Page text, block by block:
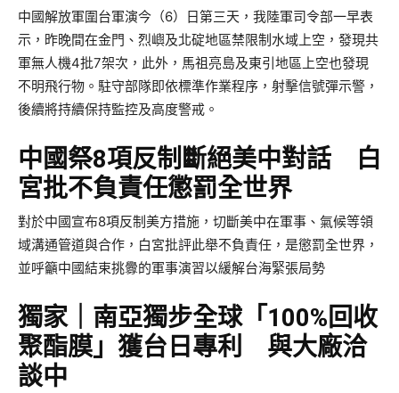
中國解放軍圍台軍演今（6）日第三天，我陸軍司令部一早表
示，昨晚間在金門、烈嶼及北碇地區禁限制水域上空，發現共
軍無人機4批7架次，此外，馬祖亮島及東引地區上空也發現
不明飛行物。駐守部隊即依標準作業程序，射擊信號彈示警，
後續將持續保持監控及高度警戒。
中國祭8項反制斷絕美中對話 白
宮批不負責任懲罰全世界
對於中國宣布8項反制美方措施，切斷美中在軍事、氣候等領
域溝通管道與合作，白宮批評此舉不負責任，是懲罰全世界，
並呼籲中國結束挑釁的軍事演習以緩解台海緊張局勢
獨家｜南亞獨步全球「100%回收
聚酯膜」獲台日專利 與大廠洽
談中